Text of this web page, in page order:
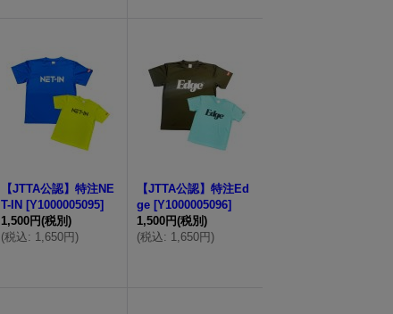
【JTTA公認】特注NE
T-IN [Y1000005095]
1,500円(税別)
(税込: 1,650円)
【JTTA公認】特注Ed
ge [Y1000005096]
1,500円(税別)
(税込: 1,650円)